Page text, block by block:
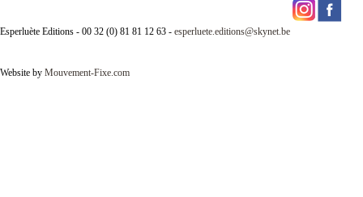
Esperluète Editions - 00 32 (0) 81 81 12 63 - esperluete.editions@skynet.be
Website by Mouvement-Fixe.com